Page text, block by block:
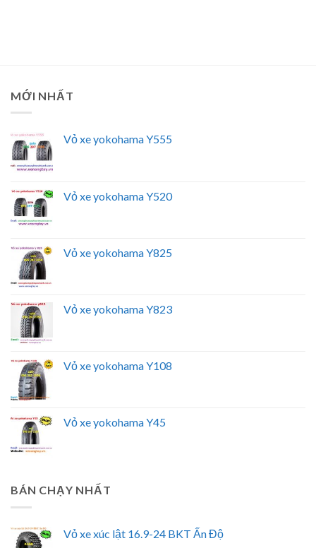
MỚI NHẤT
Vỏ xe yokohama Y555
Vỏ xe yokohama Y520
Vỏ xe yokohama Y825
Vỏ xe yokohama Y823
Vỏ xe yokohama Y108
Vỏ xe yokohama Y45
BÁN CHẠY NHẤT
Vỏ xe xúc lật 16.9-24 BKT Ấn Độ